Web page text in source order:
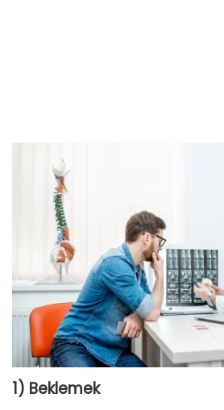
1) Beklemek